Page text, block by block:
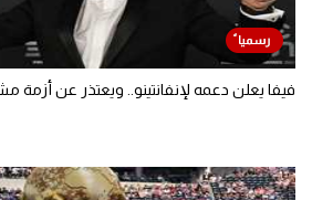
فيفا يعلن دعمه لإنفانتينو.. ويعتذر عن أزمة